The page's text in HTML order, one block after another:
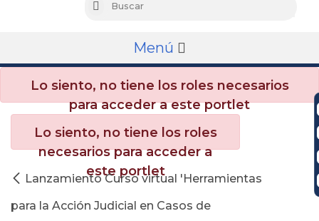
Buscar
Menú
Lo siento, no tiene los roles necesarios
para acceder a este portlet
Lo siento, no tiene los roles
necesarios para acceder a
este portlet
Lanzamiento Curso virtual 'Herramientas
para la Acción Judicial en Casos de